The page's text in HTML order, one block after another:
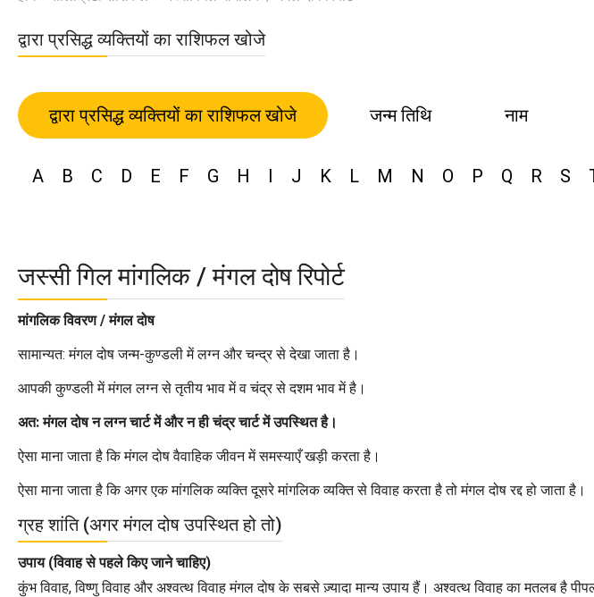
द्वारा प्रसिद्ध व्यक्तियों का राशिफल खोजे
द्वारा प्रसिद्ध व्यक्तियों का राशिफल खोजे जन्म तिथि नाम
A B C D E F G H I J K L M N O P Q R S
जस्सी गिल मांगलिक / मंगल दोष रिपोर्ट
मांगलिक विवरण / मंगल दोष
सामान्यत: मंगल दोष जन्म-कुण्डली में लग्न और चन्द्र से देखा जाता है।
आपकी कुण्डली में मंगल लग्न से तृतीय भाव में व चंद्र से दशम भाव में है।
अत: मंगल दोष न लग्न चार्ट में और न ही चंद्र चार्ट में उपस्थित है।
ऐसा माना जाता है कि मंगल दोष वैवाहिक जीवन में समस्याएँ खड़ी करता है।
ऐसा माना जाता है कि अगर एक मांगलिक व्यक्ति दूसरे मांगलिक व्यक्ति से विवाह करता है तो मंगल दोष रद्द हो जाता है।
ग्रह शांति (अगर मंगल दोष उपस्थित हो तो)
उपाय (विवाह से पहले किए जाने चाहिए)
कुंभ विवाह, विष्णु विवाह और अश्वत्थ विवाह मंगल दोष के सबसे ज़्यादा मान्य उपाय हैं। अश्वत्थ विवाह का मतलब है